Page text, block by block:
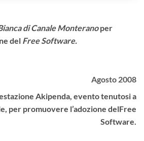
di Canale Monteranoper
del Free Software.
Agosto 2008
Akipenda, evento tenutosi a
per promuovere l’adozione delFree
Software.